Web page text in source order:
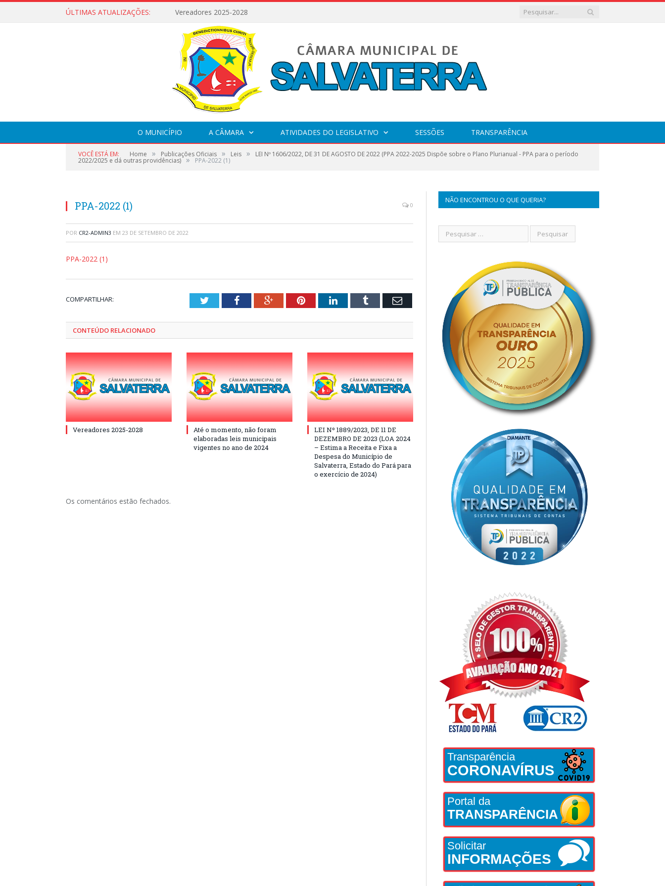
ÚLTIMAS ATUALIZAÇÕES: Vereadores 2025-2028
O MUNICÍPIO A CÂMARA ATIVIDADES DO LEGISLATIVO SESSÕES TRANSPARÊNCIA
VOCÊ ESTÁ EM: Home » Publicações Oficiais » Leis » LEI Nº 1606/2022, DE 31 DE AGOSTO DE 2022 (PPA 2022-2025 Dispõe sobre o Plano Plurianual - PPA para o período
2022/2025 e dá outras providências) » PPA-2022 (1)
PPA-2022 (1) 0
POR CR2-ADMIN3 EM 23 DE SETEMBRO DE 2022
PPA-2022 (1)
COMPARTILHAR: TwitterFacebookGoogle+PinterestLinkedInTumblr Email
CONTEÚDO RELACIONADO
Vereadores 2025-2028
Até o momento, não foram
elaboradas leis municipais
vigentes no ano de 2024
LEI Nº 1889/2023, DE 11 DE
DEZEMBRO DE 2023 (LOA 2024
– Estima a Receita e Fixa a
Despesa do Município de
Salvaterra, Estado do Pará para
o exercício de 2024)
Os comentários estão fechados.
NÃO ENCONTROU O QUE QUERIA?
Transparência
CORONAVÍRUS
Portal da
TRANSPARÊNCIA
Solicitar
INFORMAÇÕES